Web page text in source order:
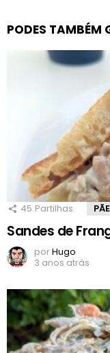
PODES TAMBÉM
45 Partilhas
Sandes de
porHugo
3 anos atrás